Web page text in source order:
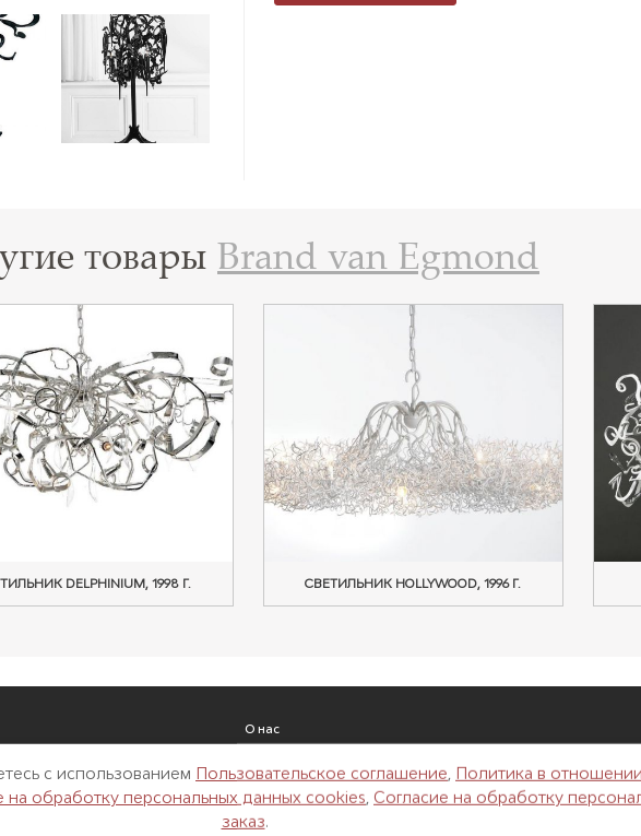
товары Brand van Egmond
DELPHINIUM, 1998 Г. СВЕТИЛЬНИК HOLLYWOOD, 1996 Г.
с использованием Пользовательское соглашение, Политика в
на обработку персональных данных cookies, Согласие на обработку
заказ.
О нас
Новости
Контакты
Архитекторам и дизайнерам